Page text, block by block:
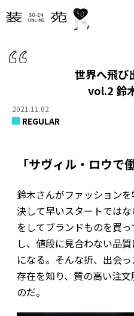
世界へ飛び
vol.2 鈴
2021.11.02
REGULAR
「サヴィル・ロウで
鈴木さんがファッション
決して早いスタートでは
をしてブランドものを買
し、値段に見合わない品
になる。そんな折、出会
存在を知り、質の高い注
のだ。